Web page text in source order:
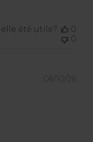
été utile?
0
0
06/10/26